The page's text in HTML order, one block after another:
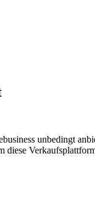
diese